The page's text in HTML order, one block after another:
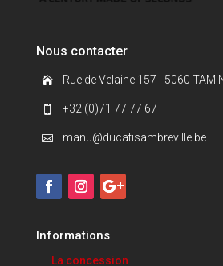
Nous contacter
 Rue de Velaine 157 - 5060
 +32 (0)71 77 77 67
 manu@ducatisambreville.be
Informations
La concession